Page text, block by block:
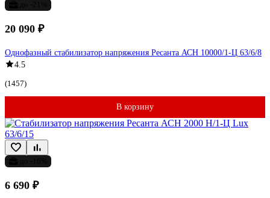
20 090 ₽
Однофазный стабилизатор напряжения Ресанта АСН 10000/1-Ц 63/6/8
4.5
(1457)
В корзину
6 690 ₽